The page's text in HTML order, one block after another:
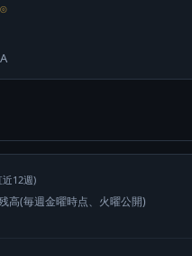
⊙
近12週)
高(毎週金曜時点、火曜公開)